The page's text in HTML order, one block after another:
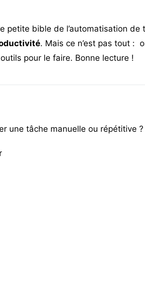
petite bible de l’automatisation de
. Mais ce n’est pas tout :
pour le faire. Bonne lecture !
une tâche manuelle ou répétitive ?